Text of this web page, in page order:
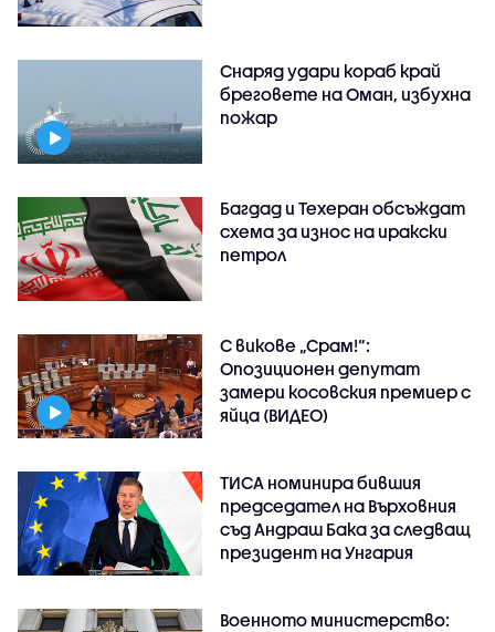
Снаряд удари кораб край
бреговете на Оман, избухна
пожар
Багдад и Техеран обсъждат
схема за износ на иракски
петрол
С викове „Срам!“:
Опозиционен депутат
замери косовския премиер с
яйца (ВИДЕО)
ТИСА номинира бившия
председател на Върховния
съд Андраш Бака за следващ
президент на Унгария
Военното министерство: